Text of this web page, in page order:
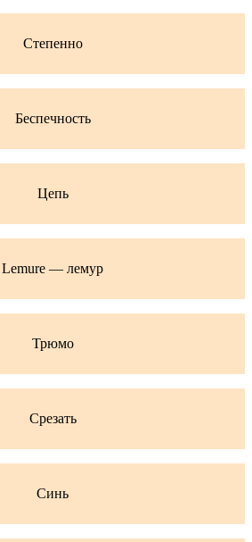
Степенно
Беспечность
Цепь
Lemure — лемур
Трюмо
Срезать
Синь